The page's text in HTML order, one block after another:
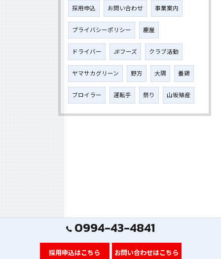
採用申込 お問い合わせ 事業案内
プライバシーポリシー 鹿屋
ドライバー JFフーズ クラブ活動
ヤマサカグリーン 野方 大隅 養鶏
ブロイラー 運転手 祭り 山坂殖産
0994-43-4841
採用申込はこちら お問い合わせはこちら